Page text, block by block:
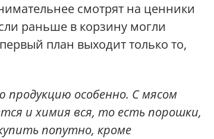
смотрят на ценники
раньше в корзину могли
план выходит только то,
продукцию особенно. С мясом
и химия вся, то есть порошки,
попутно, кроме